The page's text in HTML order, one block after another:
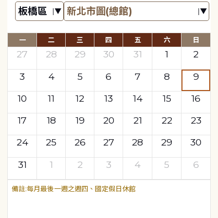
一 二 三 四 五 六 日
27 28 29 30 31 1
2
3
4 5 6 7 8
9
10
11 12 13 14 15
16
17
18 19 20 21 22
23
24
25 26 27 28 29
30
31
1 2 3 4 5 6
每月最後一週之週四、國定假日休館